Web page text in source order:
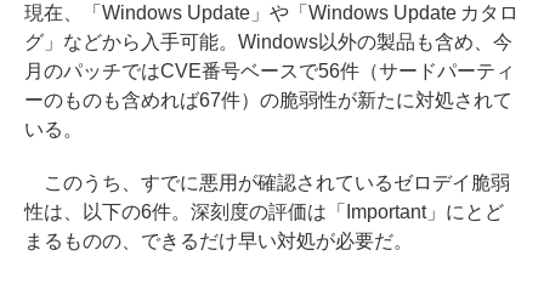
現在、「Windows Update」や「Windows Update カタロ
グ」などから入手可能。Windows以外の製品も含め、今
月のパッチではCVE番号ベースで56件（サードパーティ
ーのものも含めれば67件）の脆弱性が新たに対処されて
いる。
このうち、すでに悪用が確認されているゼロデイ脆弱
性は、以下の6件。深刻度の評価は「Important」にとど
まるものの、できるだけ早い対処が必要だ。